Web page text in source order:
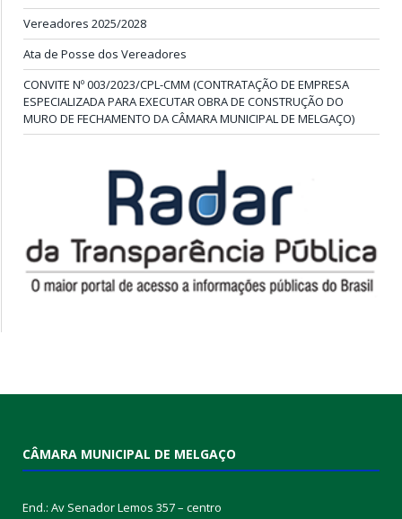
Vereadores 2025/2028
Ata de Posse dos Vereadores
CONVITE Nº 003/2023/CPL-CMM (CONTRATAÇÃO DE EMPRESA
ESPECIALIZADA PARA EXECUTAR OBRA DE CONSTRUÇÃO DO
MURO DE FECHAMENTO DA CÂMARA MUNICIPAL DE MELGAÇO)
CÂMARA MUNICIPAL DE MELGAÇO
End.: Av Senador Lemos 357 – centro